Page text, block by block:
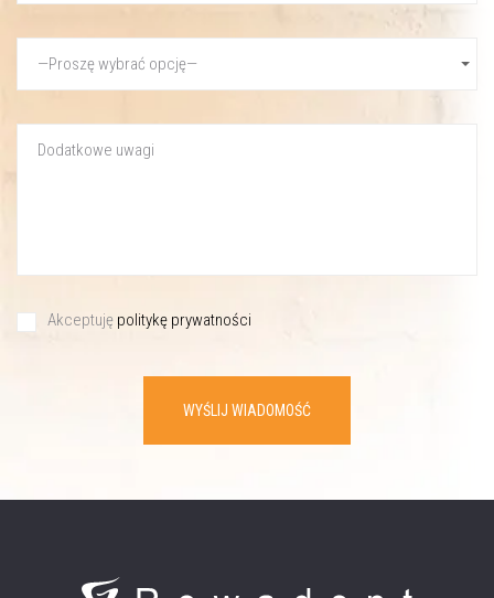
Akceptuję politykę prywatności
WYŚLIJ WIADOMOŚĆ